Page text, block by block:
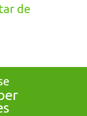
de